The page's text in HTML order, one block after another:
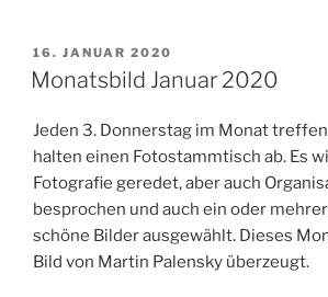
VERÖFFENTLICHT
AM
16. JANUAR 2020
Monatsbild Januar 2020
Jeden 3. Donnerstag im Monat
halten einen Fotostammtisch ab. Es
Fotografie geredet, aber auch
besprochen und auch ein oder
schöne Bilder ausgewählt. Dieses
Bild von Martin Palensky überzeugt.